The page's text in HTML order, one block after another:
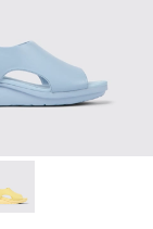
para mujer
005 -
- K201481-